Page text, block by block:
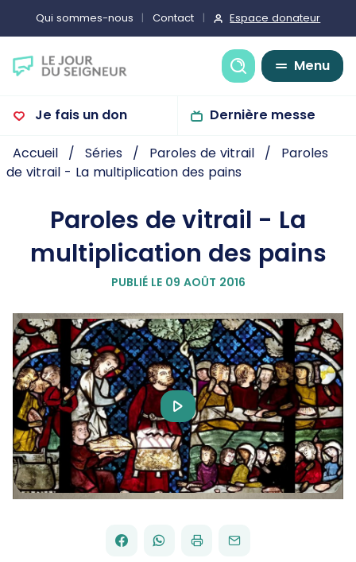
Qui sommes-nous Contact Espace donateur
Recherche
Menu
Je fais un don Dernière messe
Accueil Séries Paroles de vitrail
Paroles
de vitrail - La multiplication des pains
Paroles de vitrail - La
multiplication des pains
PUBLIÉ LE 09 AOÛT 2016
Play
Video
PARTAGER
FACEBOOK
PARTAGER
WHATSAPP
IMPRIMERENVOYER
PAR
EMAIL